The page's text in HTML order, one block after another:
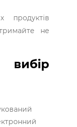
продуктів
не
вибір